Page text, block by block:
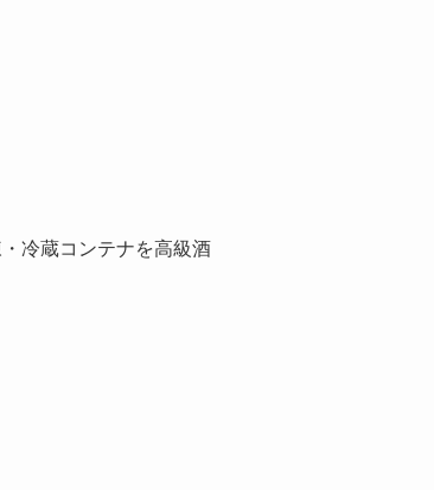
冷蔵コンテナを高級酒